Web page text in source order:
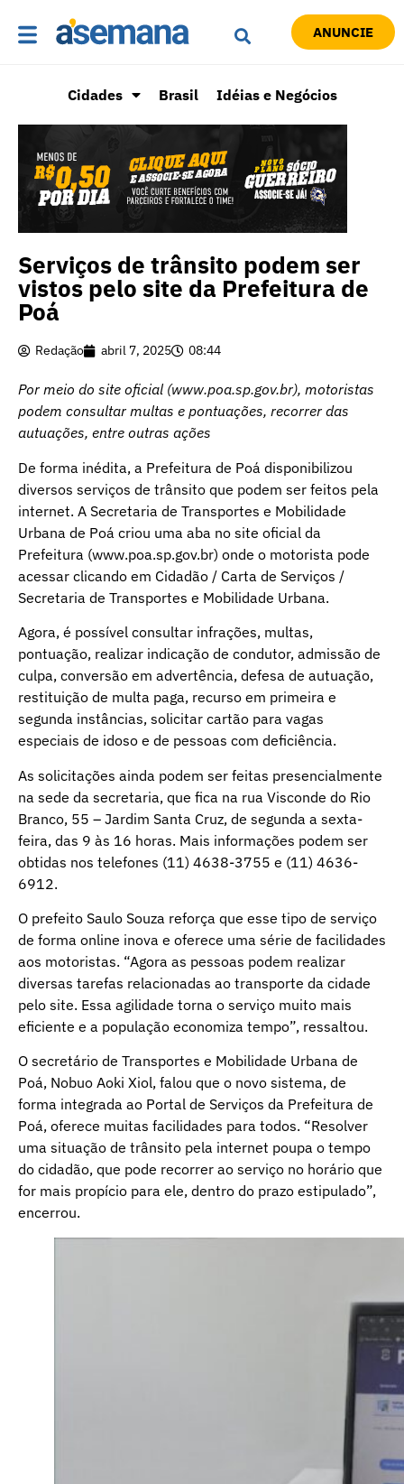
ANUNCIE
Cidades Brasil Idéias e Negócios
Serviços de trânsito podem ser
vistos pelo site da Prefeitura de
Poá
Redação abril 7, 2025 08:44
Por meio do site oficial (www.poa.sp.gov.br), motoristas
podem consultar multas e pontuações, recorrer das
autuações, entre outras ações
De forma inédita, a Prefeitura de Poá disponibilizou
diversos serviços de trânsito que podem ser feitos pela
internet. A Secretaria de Transportes e Mobilidade
Urbana de Poá criou uma aba no site oficial da
Prefeitura (www.poa.sp.gov.br) onde o motorista pode
acessar clicando em Cidadão / Carta de Serviços /
Secretaria de Transportes e Mobilidade Urbana.
Agora, é possível consultar infrações, multas,
pontuação, realizar indicação de condutor, admissão de
culpa, conversão em advertência, defesa de autuação,
restituição de multa paga, recurso em primeira e
segunda instâncias, solicitar cartão para vagas
especiais de idoso e de pessoas com deficiência.
As solicitações ainda podem ser feitas presencialmente
na sede da secretaria, que fica na rua Visconde do Rio
Branco, 55 – Jardim Santa Cruz, de segunda a sexta-
feira, das 9 às 16 horas. Mais informações podem ser
obtidas nos telefones (11) 4638-3755 e (11) 4636-
6912.
O prefeito Saulo Souza reforça que esse tipo de serviço
de forma online inova e oferece uma série de facilidades
aos motoristas. “Agora as pessoas podem realizar
diversas tarefas relacionadas ao transporte da cidade
pelo site. Essa agilidade torna o serviço muito mais
eficiente e a população economiza tempo”, ressaltou.
O secretário de Transportes e Mobilidade Urbana de
Poá, Nobuo Aoki Xiol, falou que o novo sistema, de
forma integrada ao Portal de Serviços da Prefeitura de
Poá, oferece muitas facilidades para todos. “Resolver
uma situação de trânsito pela internet poupa o tempo
do cidadão, que pode recorrer ao serviço no horário que
for mais propício para ele, dentro do prazo estipulado”,
encerrou.